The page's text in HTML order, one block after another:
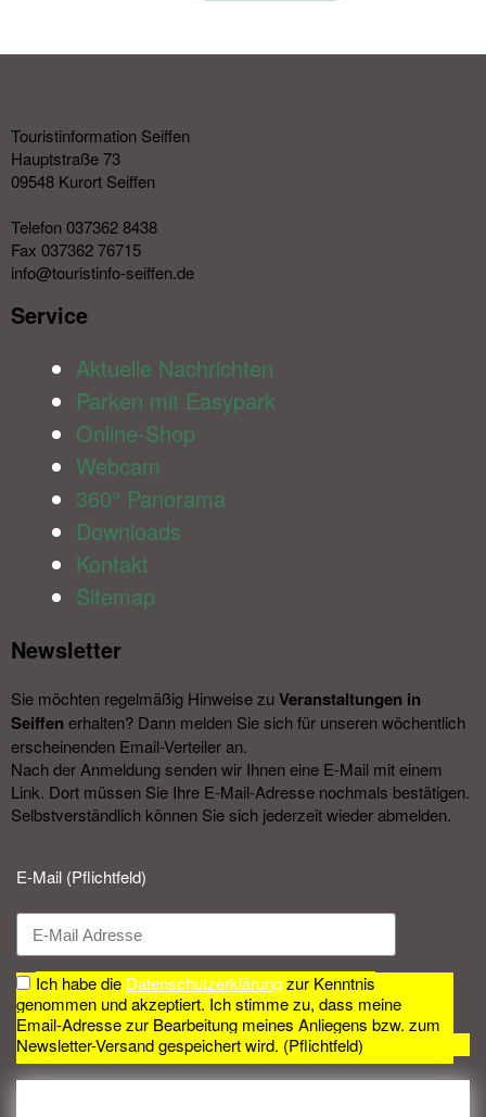
Touristinformation Seiffen
Hauptstraße 73
09548 Kurort Seiffen
Telefon 037362 8438
Fax 037362 76715
info@touristinfo-seiffen.de
Service​
Aktuelle Nachrichten
Parken mit Easypark
Online-Shop
Webcam
360° Panorama
Downloads
Kontakt
Sitemap
Newsletter​
Sie möchten regelmäßig Hinweise zu Veranstal­tungen in
Seiffen erhalten? Dann melden Sie sich für unseren wöchentlich
erscheinenden Email-Verteiler an.
Nach der Anmeldung senden wir Ihnen eine E-Mail mit einem
Link. Dort müssen Sie Ihre E-Mail-Adresse nochmals bestätigen.
Selbstverständlich können Sie sich jederzeit wieder abmelden.​
E-Mail (Pflichtfeld)
Ich habe die Datenschutzerklärungzur Kenntnis
genommen und akzeptiert. Ich stimme zu, dass meine
Email-Adresse zur Bearbeitung meines Anliegens bzw. zum
Newsletter-Versand gespeichert wird. (Pflichtfeld)